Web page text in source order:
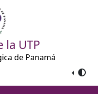
la UTP
de Panamá